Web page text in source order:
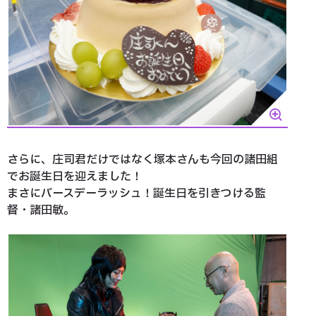
さらに、庄司君だけではなく塚本さんも今回の諸田組
でお誕生日を迎えました！
まさにバースデーラッシュ！誕生日を引きつける監
督・諸田敏。